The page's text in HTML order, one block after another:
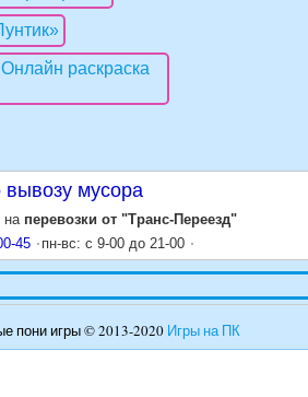
мусора
на перевозки от "Транс-Переезд"
45 пн-вс: с 9-00 до 21-00
пони игры © 2013-2020 Игры на ПК